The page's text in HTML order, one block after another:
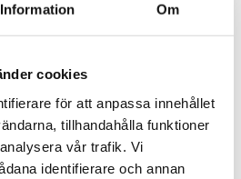
Information Om
cookies
för att anpassa innehållet
tillhandahålla funktioner
vår trafik. Vi
identifierare och annan
vägledningar
kalender